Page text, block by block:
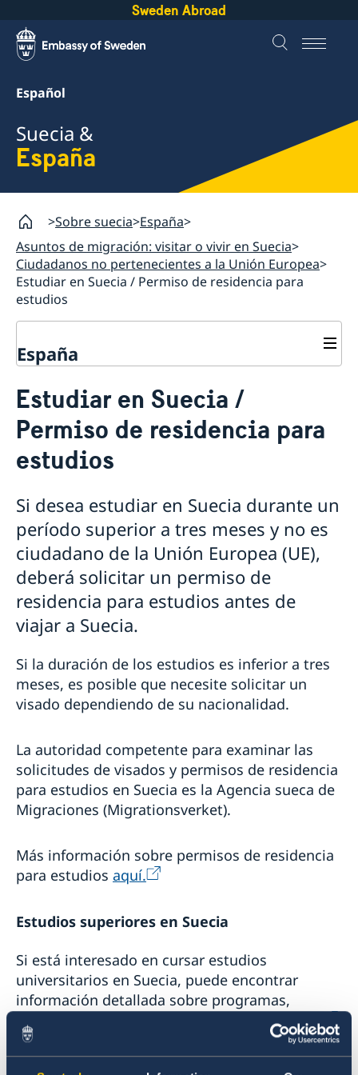
Sweden Abroad
Español
Suecia &
España
Sobre suecia España
Asuntos de migración: visitar o vivir en Suecia
Ciudadanos no pertenecientes a la Unión Europea
Estudiar en Suecia / Permiso de residencia para
estudios
España
Prioridades en la promoción cultural y comercial
2024
Relaciones comerciales entre Suecia y España
Presencia ecónomica de Suecia en España
Asuntos de migración: visitar o vivir en
Suecia
Tarifas - Asuntos de Migración
Ciudadanos no pertenecientes a la Unión
Visitar Suecia
Vivir en Suecia / Permiso de residencia por vínculo
familiar
Trabajar en Suecia / Permiso de trabajo
Estudiar en Suecia / Permiso de residencia para
estudios
Ciudadanos de la Unión Europea y familiares
Familiares de ciudadanos suecos o de la Unión
Vivir en Suecia / Derecho de residencia para
ciudadanos de la UE
Trabajar en Suecia / Permisos de trabajo
Embajadas con sección de migración y servicios
Información útil para vivir en Suecia
Número personal sueco (personnummer) y número
de coordinación (samordningsnummer)
Estudiar en Suecia /
Permiso de residencia para
estudios
Si desea estudiar en Suecia durante un
período superior a tres meses y no es
ciudadano de la Unión Europea (UE),
deberá solicitar un permiso de
residencia para estudios antes de
viajar a Suecia.
Si la duración de los estudios es inferior a tres
meses, es posible que necesite solicitar un
visado dependiendo de su nacionalidad.
La autoridad competente para examinar las
solicitudes de visados y permisos de residencia
para estudios en Suecia es la Agencia sueca de
Migraciones (Migrationsverket).
Más información sobre permisos de residencia
para estudios aquí.
Estudios superiores en Suecia
Si está interesado en cursar estudios
universitarios en Suecia, puede encontrar
información detallada sobre programas,
universidades y requisitos en el
portal oficial.